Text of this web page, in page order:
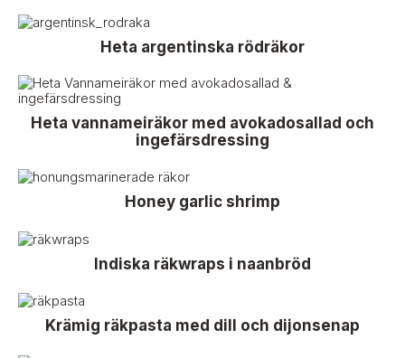
Heta argentinska rödräkor
Heta vannameiräkor med avokadosallad och
ingefärsdressing
Honey garlic shrimp
Indiska räkwraps i naanbröd
Krämig räkpasta med dill och dijonsenap